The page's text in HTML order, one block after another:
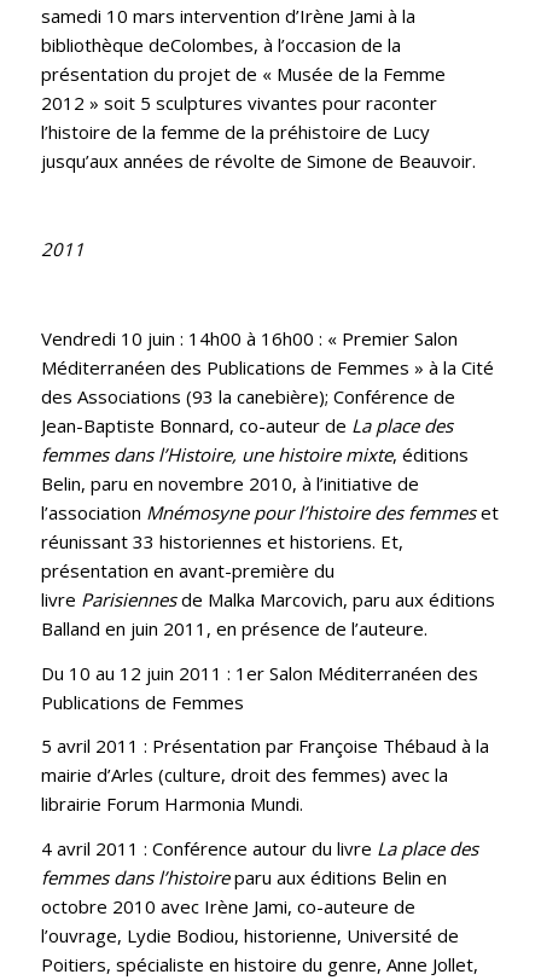
samedi 10 mars intervention d’Irène Jami à la
bibliothèque deColombes, à l’occasion de la
présentation du projet de « Musée de la Femme
2012 » soit 5 sculptures vivantes pour raconter
l’histoire de la femme de la préhistoire de Lucy
jusqu’aux années de révolte de Simone de Beauvoir.
2011
Vendredi 10 juin : 14h00 à 16h00 : « Premier Salon
Méditerranéen des Publications de Femmes » à la Cité
des Associations (93 la canebière); Conférence de
Jean-Baptiste Bonnard, co-auteur de La place des
femmes dans l’Histoire, une histoire mixte, éditions
Belin, paru en novembre 2010, à l’initiative de
l’association Mnémosyne pour l’histoire des femmeset
réunissant 33 historiennes et historiens. Et,
présentation en avant-première du
livre Parisiennesde Malka Marcovich, paru aux éditions
Balland en juin 2011, en présence de l’auteure.
Du 10 au 12 juin 2011 : 1er Salon Méditerranéen des
Publications de Femmes
5 avril 2011 : Présentation par Françoise Thébaud à la
mairie d’Arles (culture, droit des femmes) avec la
librairie Forum Harmonia Mundi.
4 avril 2011 : Conférence autour du livre La place des
femmes dans l’histoireparu aux éditions Belin en
octobre 2010 avec Irène Jami, co-auteure de
l’ouvrage, Lydie Bodiou, historienne, Université de
Poitiers, spécialiste en histoire du genre, Anne Jollet,